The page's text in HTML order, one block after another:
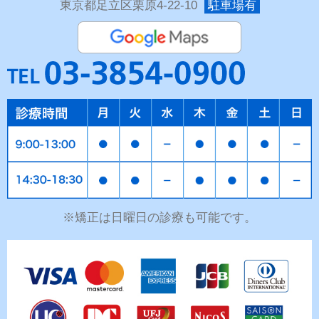
東京都足立区栗原4-22-10 駐車場有
※矯正は日曜日の診療も可能です。